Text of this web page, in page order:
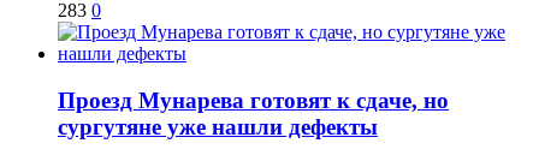
283 0
​Проезд Мунарева готовят к сдаче, но
сургутяне уже нашли дефекты